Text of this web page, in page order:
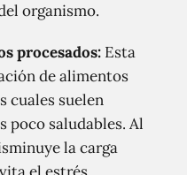
organismo.
procesados: Esta
de alimentos
cuales suelen
poco saludables. Al
la carga